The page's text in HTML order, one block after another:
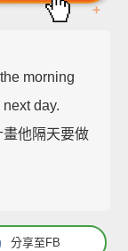
morning
day.
他隔天要做
分享至FB